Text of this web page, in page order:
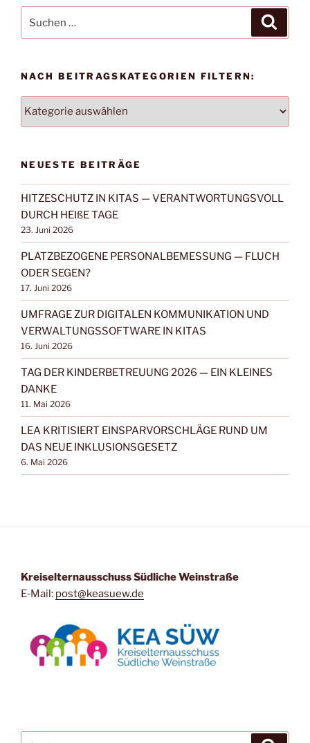
nach:
NACH BEITRAGSKATEGORIEN FILTERN:
BEITRAGSKATEGORIEN
NEUESTE BEITRÄGE
HITZESCHUTZ IN KITAS — VERANTWORTUNGSVOLL
DURCH HEIßE TAGE
23. Juni 2026
PLATZBEZOGENE PERSONALBEMESSUNG — FLUCH
ODER SEGEN?
17. Juni 2026
UMFRAGE ZUR DIGITALEN KOMMUNIKATION UND
VERWALTUNGSSOFTWARE IN KITAS
16. Juni 2026
TAG DER KINDERBETREUUNG 2026 — EIN KLEINES
DANKE
11. Mai 2026
LEA KRITISIERT EINSPARVORSCHLÄGE RUND UM
DAS NEUE INKLUSIONSGESETZ
6. Mai 2026
Kreis­eltern­aus­schuss Süd­li­che Weinstraße
E‑Mail: post@keasuew.de